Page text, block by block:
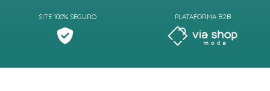
SITE 100% SEGURO PLATAFORMA B2B